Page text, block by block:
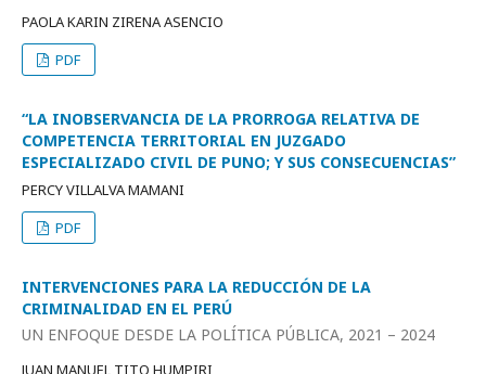
PAOLA KARIN ZIRENA ASENCIO
PDF
“LA INOBSERVANCIA DE LA PRORROGA RELATIVA DE
COMPETENCIA TERRITORIAL EN JUZGADO
ESPECIALIZADO CIVIL DE PUNO; Y SUS CONSECUENCIAS”
PERCY VILLALVA MAMANI
PDF
INTERVENCIONES PARA LA REDUCCIÓN DE LA
CRIMINALIDAD EN EL PERÚ
UN ENFOQUE DESDE LA POLÍTICA PÚBLICA, 2021 – 2024
JUAN MANUEL TITO HUMPIRI